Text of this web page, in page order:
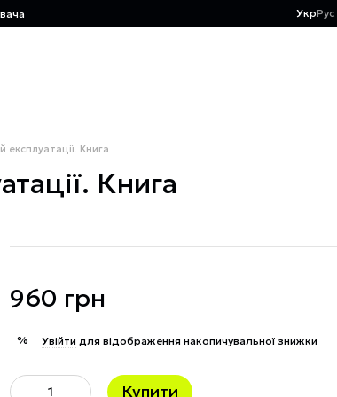
УкрРус
Книга
Книга
960 грн
% Увійти для відображення накопичувальної знижки
Купити